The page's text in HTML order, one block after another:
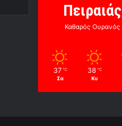
Πειραιάς
Καθαρός Ουρανός
37 ℃
Σα
38 ℃
Κυ